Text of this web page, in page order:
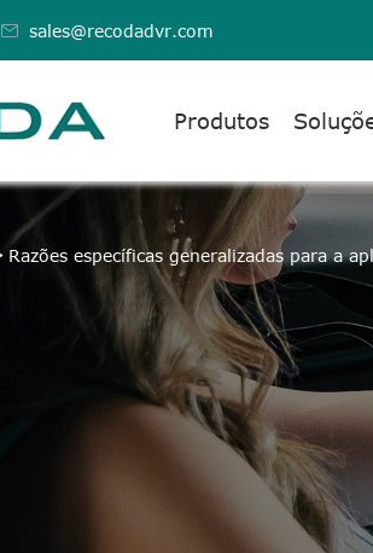
 sales@recodadvr.com
Produtos
Razões específicas generalizadas para a